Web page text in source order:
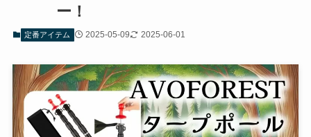
ー！
定番アイテム 2025-05-09 2025-06-01